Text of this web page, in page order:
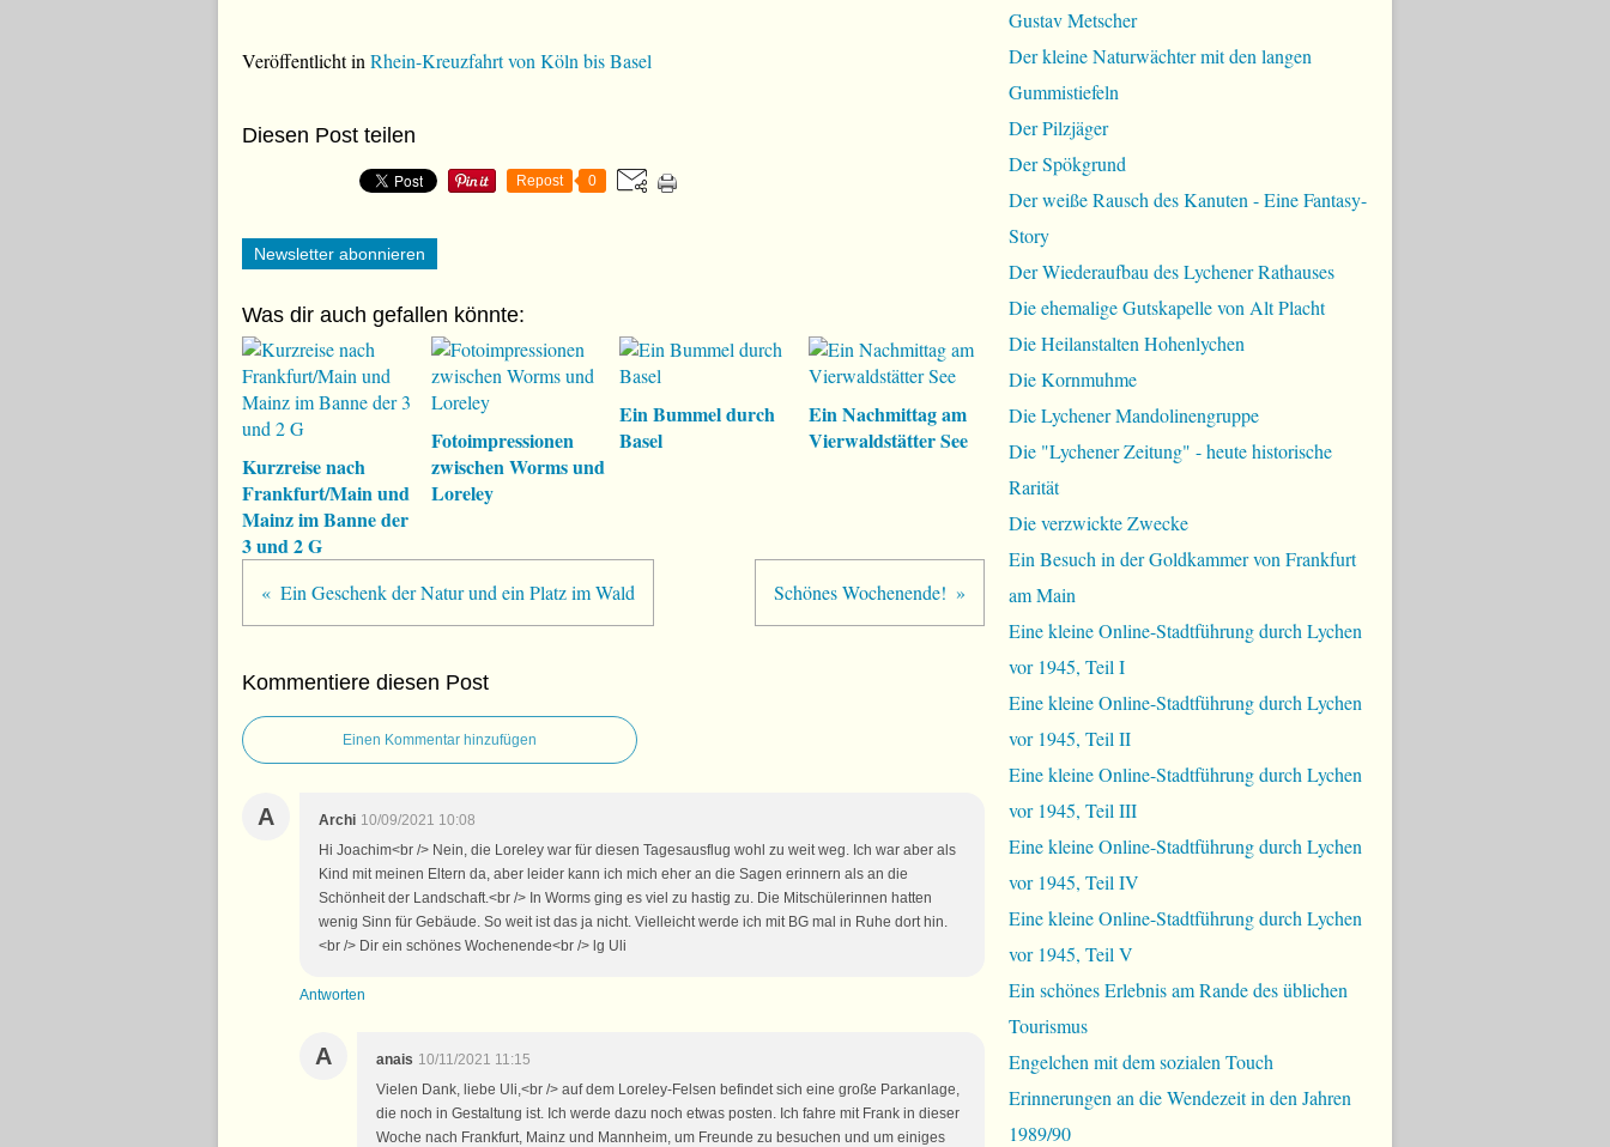
Veröffentlicht in Rhein-Kreuzfahrt von Köln bis Basel
Diesen Post teilen
Repost 0
Newsletter abonnieren
Was dir auch gefallen könnte:
Kurzreise nach
Frankfurt/Main und
Mainz im Banne der
3 und 2 G
Fotoimpressionen
zwischen Worms und
Loreley
Ein Bummel durch
Basel
Ein Nachmittag am
Vierwaldstätter See
Ein Geschenk der Natur und ein Platz im Wald Schönes Wochenende!
Kommentiere diesen Post
Einen Kommentar hinzufügen
A Archi 10/09/2021 10:08
Hi Joachim<br /> Nein, die Loreley war für diesen Tagesausflug wohl zu weit weg. Ich war aber als
Kind mit meinen Eltern da, aber leider kann ich mich eher an die Sagen erinnern als an die
Schönheit der Landschaft.<br /> In Worms ging es viel zu hastig zu. Die Mitschülerinnen hatten
wenig Sinn für Gebäude. So weit ist das ja nicht. Vielleicht werde ich mit BG mal in Ruhe dort hin.
<br /> Dir ein schönes Wochenende<br /> lg Uli
Antworten
A anais 10/11/2021 11:15
Vielen Dank, liebe Uli,<br /> auf dem Loreley-Felsen befindet sich eine große Parkanlage,
die noch in Gestaltung ist. Ich werde dazu noch etwas posten. Ich fahre mit Frank in dieser
Woche nach Frankfurt, Mainz und Mannheim, um Freunde zu besuchen und um einiges
Gustav Metscher
Der kleine Naturwächter mit den langen
Gummistiefeln
Der Pilzjäger
Der Spökgrund
Der weiße Rausch des Kanuten - Eine Fantasy-
Story
Der Wiederaufbau des Lychener Rathauses
Die ehemalige Gutskapelle von Alt Placht
Die Heilanstalten Hohenlychen
Die Kornmuhme
Die Lychener Mandolinengruppe
Die "Lychener Zeitung" - heute historische
Rarität
Die verzwickte Zwecke
Ein Besuch in der Goldkammer von Frankfurt
am Main
Eine kleine Online-Stadtführung durch Lychen
vor 1945, Teil I
Eine kleine Online-Stadtführung durch Lychen
vor 1945, Teil II
Eine kleine Online-Stadtführung durch Lychen
vor 1945, Teil III
Eine kleine Online-Stadtführung durch Lychen
vor 1945, Teil IV
Eine kleine Online-Stadtführung durch Lychen
vor 1945, Teil V
Ein schönes Erlebnis am Rande des üblichen
Tourismus
Engelchen mit dem sozialen Touch
Erinnerungen an die Wendezeit in den Jahren
1989/90